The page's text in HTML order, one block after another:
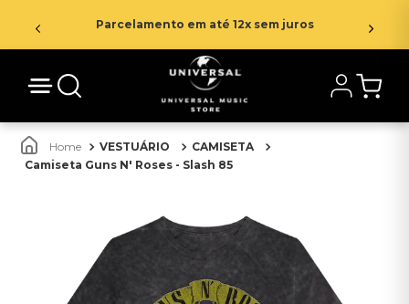
Parcelamento em até 12x sem juros
VESTUÁRIO
CAMISETA
Camiseta Guns N' Roses - Slash 85